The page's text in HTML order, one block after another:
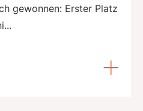
gewonnen: Erster Platz